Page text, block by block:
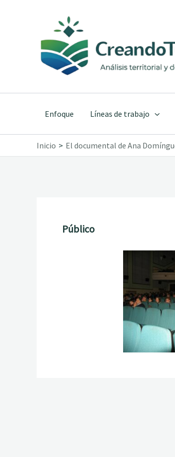
contenido
Enfoque Líneas de trabajo
Inicio El documental de Ana
Público